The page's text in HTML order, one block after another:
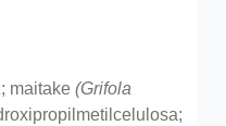
maitake (Grifola